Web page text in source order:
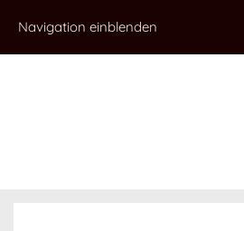
Navigation einblenden